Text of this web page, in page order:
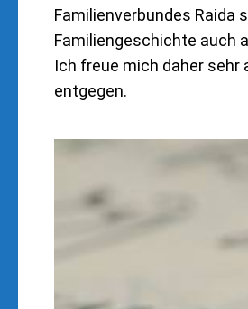
Familienverbundes Raida
Familiengeschichte auch
Ich freue mich daher sehr
entgegen.